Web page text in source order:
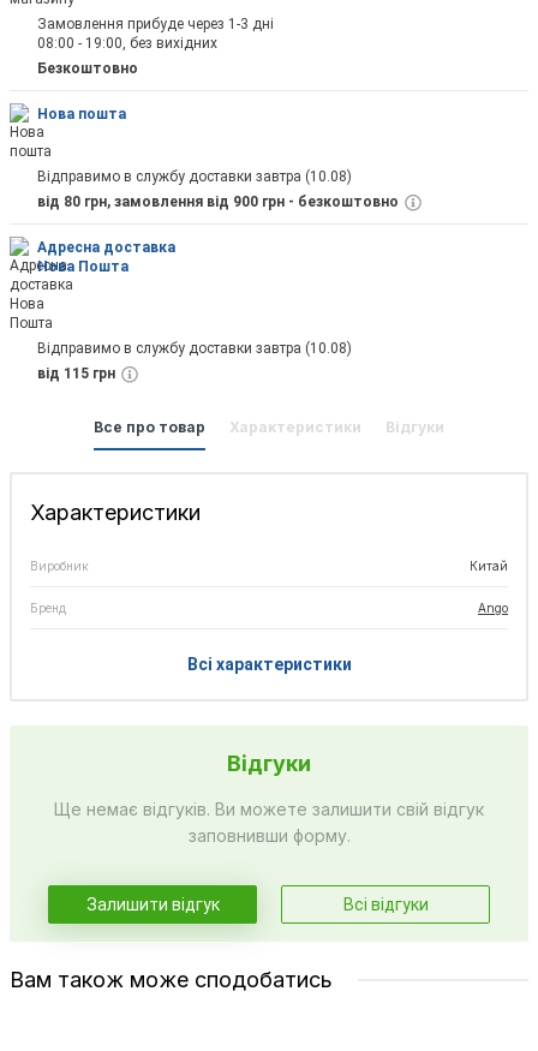
Замовлення прибуде через 1-3 дні
08:00 - 19:00, без вихідних
Безкоштовно
Нова пошта
Відправимо в службу доставки завтра (10.08)
від 80 грн, замовлення від 900 грн - безкоштовно
Адресна доставка
Нова Пошта
Відправимо в службу доставки завтра (10.08)
від 115 грн
Все про товар Характеристики Відгуки
Характеристики
Виробник Китай
Бренд Ango
Всі характеристики
Відгуки
Ще немає відгуків. Ви можете залишити свій відгук
заповнивши форму.
Залишити відгук Всі відгуки
Вам також може сподобатись